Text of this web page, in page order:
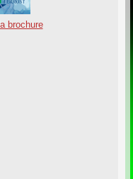
brochure